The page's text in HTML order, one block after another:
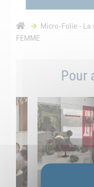
Micro-Folie - La
FEMME
Pour